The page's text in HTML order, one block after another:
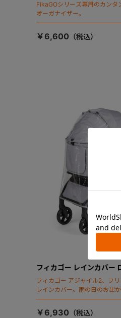
FikaGOシリーズ専用のカンタ
オーガナイザー。
￥6,600
フィカゴー レインカバー
フィカゴー アジャイル2、フ
レインカバー。雨の日のお出か
￥6,930